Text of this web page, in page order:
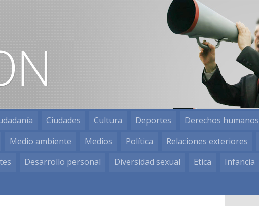
Ciudades Cultura Deportes Derechos humanos
Medio ambiente Medios Política Relaciones exteriores
Desarrollo personal Diversidad sexual Etica Infancia